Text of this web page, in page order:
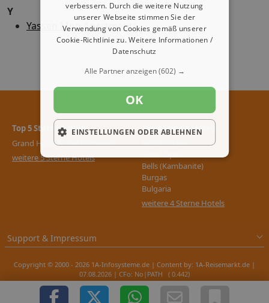
Y
Yassen Mng Apartments
Top 5 Sterne Hotels
Grand Hotel & Spa Primoretz
weitere 5 Sterne Hotels
Top 4 Sterne Hotels
Hotel Mirage
Bells (Kambanite)
Burgas
Bulgaria
weitere 4 Sterne Hotels
Support & Impressum
Copyright © 2000 - 2026 1A-Infosysteme.de | Content by: 1A-Reisemarkt.de |
07.08.2026 | CFo: No|PATH ( 0.442)
verbessern. Durch die weitere Nutzung
unserer Webseite stimmen Sie der
Verwendung von Cookies gemäß unserer
Cookie-Richtlinie zu.Weitere Informationen /
Datenschutz
Alle Partner anzeigen(602) →
OK
EINSTELLUNGEN ODER ABLEHNEN